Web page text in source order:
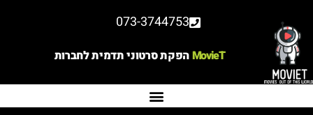
073-3744753
MovieTהפקת סרטוני תדמית לחברות